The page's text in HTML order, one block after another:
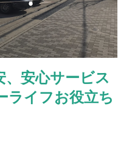
残債の返済、もしくは原状回
方のみ 対象（来店必須）
振込（手数料お客様負
（住所、勤務先、連絡先
にて届け出ること *お客様
て条件が変わります。 信用
明書 ② 緊急連絡先 ➂
＊ローンご希望の方
、安心サービス
ライフお役立ち